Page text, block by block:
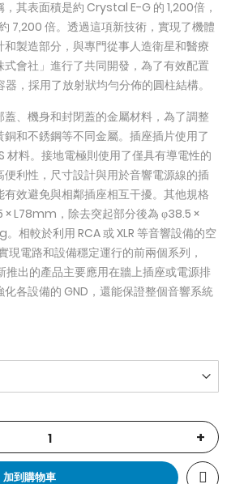
其表面積是約 Crystal E-G 的 1,200倍，
7,200 倍。透過這項新技術，實現了機體
製造部分，與專門從事人造衛星和醫療
會社」進行了共同開發，為了有效配置
，採用了放射狀均勻分佈的圓柱結構。
、機身和封閉蓋的金屬材料，為了調整
和不銹鋼等不同金屬。插座插片使用了
材料。接地電極則使用了僅具有導電性的
利性，尺寸設計與用於音響電源線的插
效避免與相鄰插座相互干擾。其他規格
× L78mm，除去突起部分後為 φ38.5 ×
相較於利用 RCA 或 XLR 等音響設備的空
現電路和設備穩定運行的前兩個系列，
出的產品主要應用在牆上插座或電源排
各設備的 GND，還能保證整個音響系統
+
加到購物車